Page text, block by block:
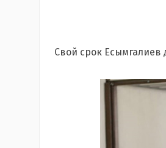
Свой срок Есымгалиев